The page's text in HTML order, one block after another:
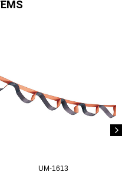
UM-1613